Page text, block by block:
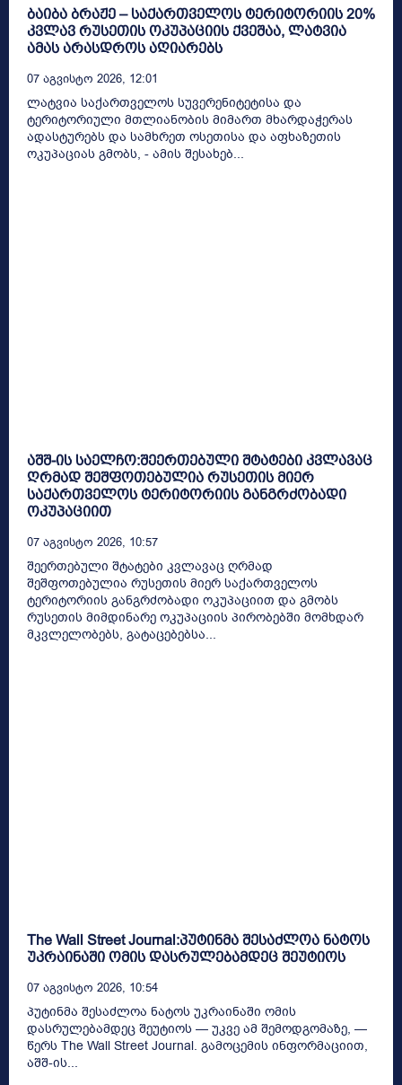
ბაიბა ბრაჟე – საქართველოს ტერიტორიის 20%
კვლავ რუსეთის ოკუპაციის ქვეშაა, ლატვია
ამას არასდროს აღიარებს
07 Აგვისტო 2026, 12:01
ლატვია საქართველოს სუვერენიტეტისა და
ტერიტორიული მთლიანობის მიმართ მხარდაჭერას
ადასტურებს და სამხრეთ ოსეთისა და აფხაზეთის
ოკუპაციას გმობს, - ამის შესახებ...
აშშ-ის საელჩო:შეერთებული შტატები კვლავაც
ღრმად შეშფოთებულია რუსეთის მიერ
საქართველოს ტერიტორიის განგრძობადი
ოკუპაციით
07 Აგვისტო 2026, 10:57
შეერთებული შტატები კვლავაც ღრმად
შეშფოთებულია რუსეთის მიერ საქართველოს
ტერიტორიის განგრძობადი ოკუპაციით და გმობს
რუსეთის მიმდინარე ოკუპაციის პირობებში მომხდარ
მკვლელობებს, გატაცებებსა...
The Wall Street Journal:პუტინმა შესაძლოა ნატოს
უკრაინაში ომის დასრულებამდეც შეუტიოს
07 Აგვისტო 2026, 10:54
პუტინმა შესაძლოა ნატოს უკრაინაში ომის
დასრულებამდეც შეუტიოს — უკვე ამ შემოდგომაზე, —
წერს The Wall Street Journal. გამოცემის ინფორმაციით,
აშშ-ის...